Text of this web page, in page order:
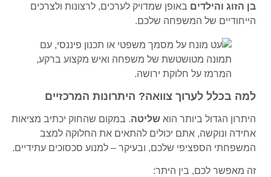
בן הזוג והילדים באופן שמדויק לערכים, לרצונות ולצרכים
הייחודיים של המשפחה שלכם.
למה בכלל לערוך צוואה? היתרונות המרכזיים
היתרון הגדול ביותר הוא שליטה. במקום שהחוק יכתיב מציאות
אחידה ונוקשה, אתם יכולים להתאים את החלוקה למצב
המשפחתי הספציפי שלכם, ובעיקר – למנוע סכסוכים עתידיים.
זה מאפשר לכם, בין היתר: